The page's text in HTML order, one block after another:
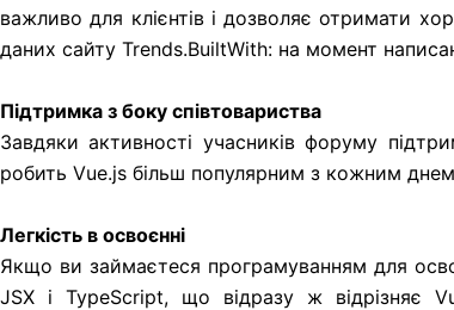
важливо для клієнтів і дозволяє отримати
даних сайту Trends.BuiltWith: на момент
Підтримка з боку співтовариства
Завдяки активності учасників форуму
робить Vue.js більш популярним з кожним
Легкість в освоєнні
Якщо ви займаєтеся програмуванням для
JSX і TypeScript, що відразу ж відрізняє